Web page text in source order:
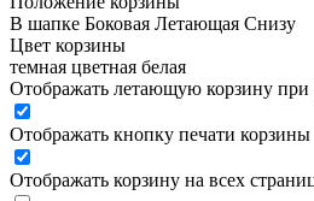
В шапке Боковая Летающая Снизу
Цвет корзины
темная цветная белая
Отображать летающую корзину при
Отображать кнопку печати корзины
Отображать корзину на всех